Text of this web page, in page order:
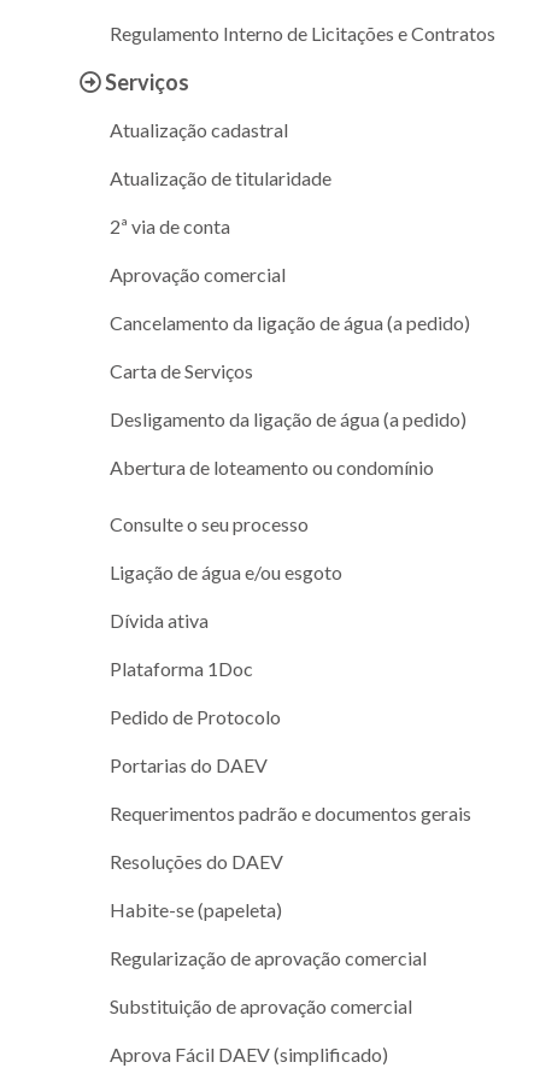
Regulamento Interno de Licitações e Contratos
Serviços
Atualização cadastral
Atualização de titularidade
2ª via de conta
Aprovação comercial
Cancelamento da ligação de água (a pedido)
Carta de Serviços
Desligamento da ligação de água (a pedido)
Abertura de loteamento ou condomínio
Consulte o seu processo
Ligação de água e/ou esgoto
Dívida ativa
Plataforma 1Doc
Pedido de Protocolo
Portarias do DAEV
Requerimentos padrão e documentos gerais
Resoluções do DAEV
Habite-se (papeleta)
Regularização de aprovação comercial
Substituição de aprovação comercial
Aprova Fácil DAEV (simplificado)